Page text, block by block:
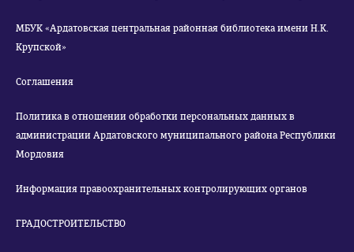
МБУК «Ардатовская центральная районная библиотека имени Н.К.
Крупской»
Соглашения
Политика в отношении обработки персональных данных в
администрации Ардатовского муниципального района Республики
Мордовия
Информация правоохранительных контролирующих органов
ГРАДОСТРОИТЕЛЬСТВО